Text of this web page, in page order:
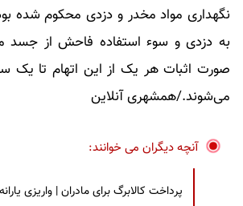
نگهداری مواد مخدر و دزدی محکوم شده
به دزدی و سوء استفاده فاحش از جسد
صورت اثبات هر یک از این اتهام تا یک
می‌شوند./همشهری آنلاین
آنچه دیگران می خوانند: